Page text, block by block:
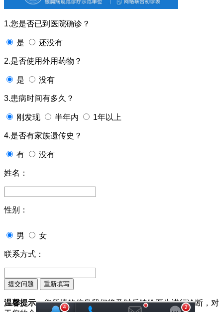
1.您是否已到医院确诊？
是 还没有
2.是否使用外用药物？
是 没有
3.患病时间有多久？
刚发现 半年内 1年以上
4.是否有家族遗传史？
有 没有
姓名：
性别：
男 女
联系方式：
温馨提示：您所填的信息我们将及时反馈给医生进行诊断，对